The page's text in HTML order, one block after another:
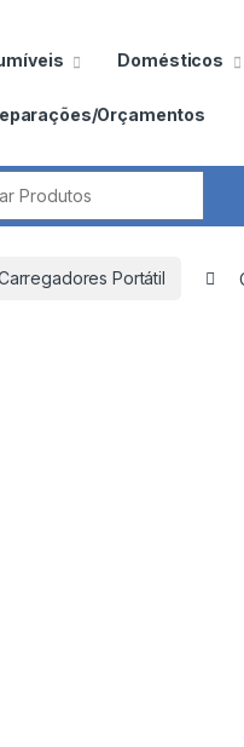
Domésticos
Orçamentos
Portátil